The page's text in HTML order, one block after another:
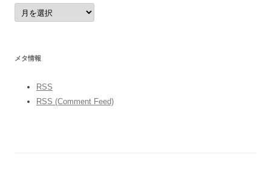
ア
ー
カ
メタ情報
RSS
RSS (Comment Feed)